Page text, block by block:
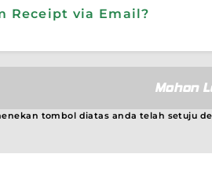
Receipt via Email?
Mohon
tombol diatas anda telah setuju